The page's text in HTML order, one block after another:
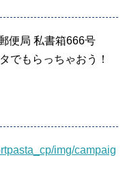
便局 私書箱666号
でもらっちゃおう！
img/campaig